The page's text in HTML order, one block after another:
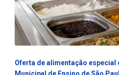
Oferta de alimentação especial